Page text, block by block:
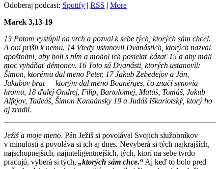
Odoberaj podcast: Spotify | RSS | More
Marek 3,13-19
13 Potom vystúpil na vrch a pozval k sebe tých, ktorých sám chcel.
A oni prišli k nemu. 14 Vtedy ustanovil Dvanástich, ktorých nazval
apoštolmi, aby boli s ním a mohol ich posielať kázať 15 a aby mali
moc vyháňať démonov. 16 Toto sú Dvanásti, ktorých ustanovil:
Šimon, ktorému dal meno Peter, 17 Jakub Zebedejov a Ján,
Jakubov brat — ktorým dal meno Boanérges, čo značí synovia
hromu, 18 ďalej Ondrej, Filip, Bartolomej, Matúš, Tomáš, Jakub
Alfejov, Tadeáš, Šimon Kanaánsky 19 a Judáš Iškariotský, ktorý ho
aj zradil.
Ježiš a moje meno. Pán Ježiš si povolával Svojich služobníkov
v minulosti a povoláva si ich aj dnes. Nevyberá si tých najkrajších,
najschopnejších, najinteligentnejších, tých, ktorí na sebe tvrdo
pracujú, vyberá si tých, „ktorých sám chce.“ Aj keď to bolo pred